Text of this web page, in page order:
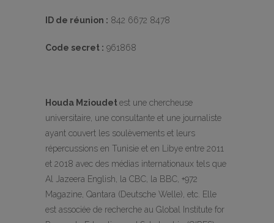
ID de réunion : 842 6672 8478
Code secret : 961868
Houda Mzioudetest une chercheuse
universitaire, une consultante et une journaliste
ayant couvert les soulèvements et leurs
répercussions en Tunisie et en Libye entre 2011
et 2018 avec des médias internationaux tels que
Al Jazeera English, la CBC, la BBC, +972
Magazine, Qantara (Deutsche Welle), etc. Elle
est associée de recherche au Global Institute for